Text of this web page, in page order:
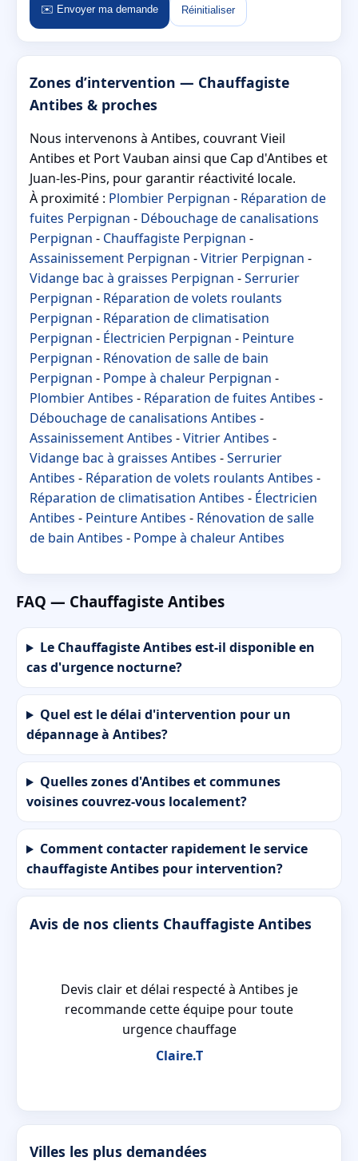
✉️ Envoyer ma demande Réinitialiser
Zones d’intervention — Chauffagiste
Antibes & proches
Nous intervenons à Antibes, couvrant Vieil
Antibes et Port Vauban ainsi que Cap d'Antibes et
Juan-les-Pins, pour garantir réactivité locale.
À proximité : Plombier Perpignan - Réparation de
fuites Perpignan - Débouchage de canalisations
Perpignan - Chauffagiste Perpignan -
Assainissement Perpignan -Vitrier Perpignan -
Vidange bac à graisses Perpignan -Serrurier
Perpignan - Réparation de volets roulants
Perpignan - Réparation de climatisation
Perpignan - Électricien Perpignan - Peinture
Perpignan - Rénovation de salle de bain
Perpignan - Pompe à chaleur Perpignan -
Plombier Antibes - Réparation de fuites Antibes -
Débouchage de canalisations Antibes -
Assainissement Antibes -Vitrier Antibes -
Vidange bac à graisses Antibes -Serrurier
Antibes - Réparation de volets roulants Antibes -
Réparation de climatisation Antibes - Électricien
Antibes - Peinture Antibes - Rénovation de salle
de bain Antibes - Pompe à chaleur Antibes
FAQ — Chauffagiste Antibes
Le Chauffagiste Antibes est-il disponible en
cas d'urgence nocturne?
Quel est le délai d'intervention pour un
dépannage à Antibes?
Quelles zones d'Antibes et communes
voisines couvrez-vous localement?
Comment contacter rapidement le service
chauffagiste Antibes pour intervention?
Avis de nos clients Chauffagiste Antibes
Devis clair et délai respecté à Antibes je
recommande cette équipe pour toute
urgence chauffage
Claire.T
Villes les plus demandées